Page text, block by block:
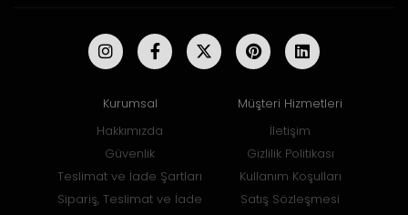
Kurumsal
Hakkımızda
Güvenlik
Teslimat ve İade Şartları
Sipariş, Teslimat ve İade
Müşteri Hizmetleri
İletişim
Gizlilik Politikası
Kullanım Koşulları
Satış Sözleşmesi